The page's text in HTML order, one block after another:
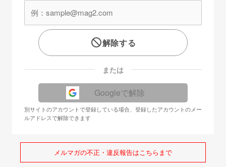
解除する
または
Googleで解除
別サイトのアカウントで登録している場合、登録したアカウントのメー
ルアドレスで解除できます
メルマガの不正・違反報告はこちらまで